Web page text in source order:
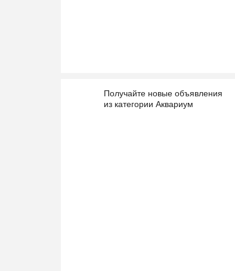
Получайте новые объявления
из категории Аквариум